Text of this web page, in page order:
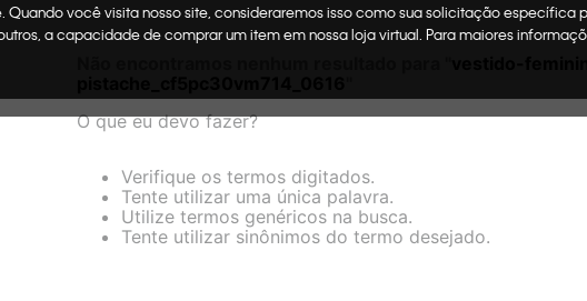
Quando você visita nosso site, consideraremos isso como sua solicitação específica
a capacidade de comprar um item em nossa loja virtual. Para maiores
O que eu devo fazer?
Verifique os termos digitados.
Tente utilizar uma única palavra.
Utilize termos genéricos na busca.
Tente utilizar sinônimos do termo desejado.